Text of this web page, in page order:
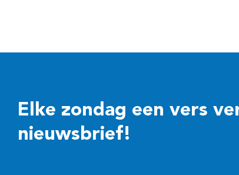
Elke zondag een vers
nieuwsbrief!